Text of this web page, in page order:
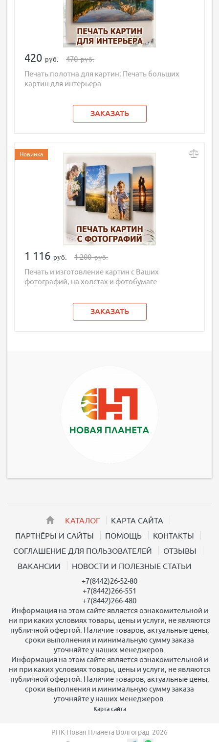
420 руб. 470 руб.
Печать полотна для картин; Печать больших
картин для интерьера
ЗАКАЗАТЬ
Новинка
1 116 руб. 1 200 руб.
Печать и изготовление картин с Ваших
фотографий, на холстах и фотобумаге
ЗАКАЗАТЬ
КАТАЛОГ
КАРТА САЙТА
ПАРТНЁРЫ И САЙТЫ
ПОМОЩЬ
КОНТАКТЫ
СОГЛАШЕНИЕ ДЛЯ ПОЛЬЗОВАТЕЛЕЙ
ОТЗЫВЫ
ВАКАНСИИ
НОВОСТИ И ПОЛЕЗНЫЕ СТАТЬИ
+7(8442)26-52-80
+7(8442)266-551
+7(8442)266-480
Информация на этом сайте является ознакомительной и
ни при каких условиях товары, цены и услуги, не являются
публичной офертой. Наличие товаров, актуальные цены,
сроки выполнения и минимальную сумму заказа
уточняйте у наших менеджеров.
Информация на этом сайте является ознакомительной и
ни при каких условиях товары, цены и услуги, не являются
публичной офертой. Наличие товаров, актуальные цены,
сроки выполнения и минимальную сумму заказа
уточняйте у наших менеджеров.
Карта сайта
РПК Новая Планета Волгоград 2026